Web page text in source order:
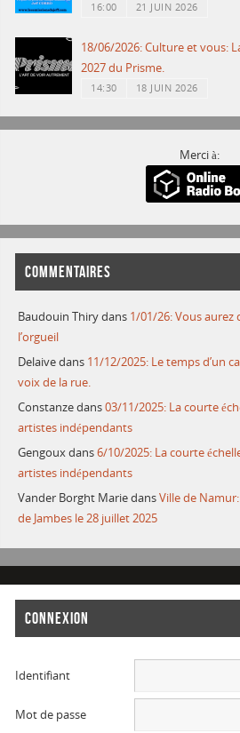
16:00 21 JUIN 2026
18/06/2026: Culture et vous:
2027 du Prisme.
14:30 18 JUIN 2026
Merci à:
COMMENTAIRES
Baudouin Thirydans 1/01/26: Vous aurez
l’orgueil
Delaivedans 11/12/2025: Le temps d’un
voix de la rue.
Constanzedans03/11/2025: La courte
artistes indépendants
Gengouxdans6/10/2025: La courte
artistes indépendants
Vander Borght MariedansVille de
de Jambes le 28 juillet 2025
CONNEXION
Identifiant
Mot de passe